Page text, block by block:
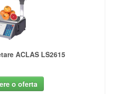
ACLAS LS2615
o oferta